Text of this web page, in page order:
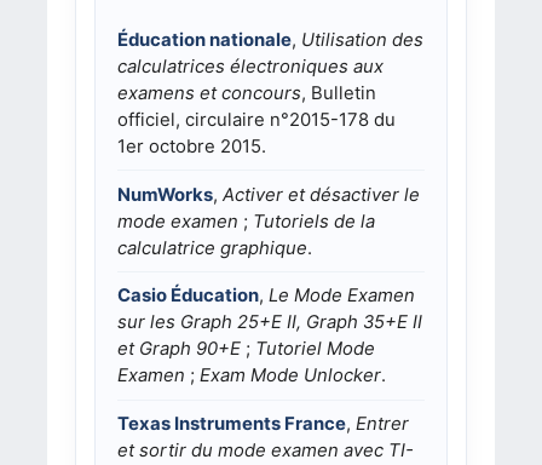
Éducation nationale, Utilisation des
calculatrices électroniques aux
examens et concours, Bulletin
officiel, circulaire n°2015-178 du
1er octobre 2015.
NumWorks, Activer et désactiver le
mode examen ; Tutoriels de la
calculatrice graphique.
Casio Éducation, Le Mode Examen
sur les Graph 25+E II, Graph 35+E II
et Graph 90+E; Tutoriel Mode
Examen ; Exam Mode Unlocker.
Texas Instruments France, Entrer
et sortir du mode examen avec TI-